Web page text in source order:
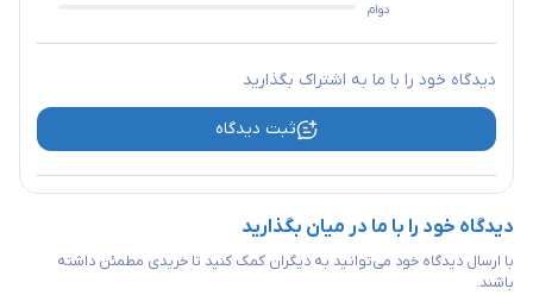
دوام
دیدگاه خود را با ما به اشتراک بگذارید
ثبت دیدگاه
دیدگاه خود را با ما در میان بگذارید
با ارسال دیدگاه خود می‌توانید به دیگران کمک کنید تا خریدی مطمئن داشته
باشند.